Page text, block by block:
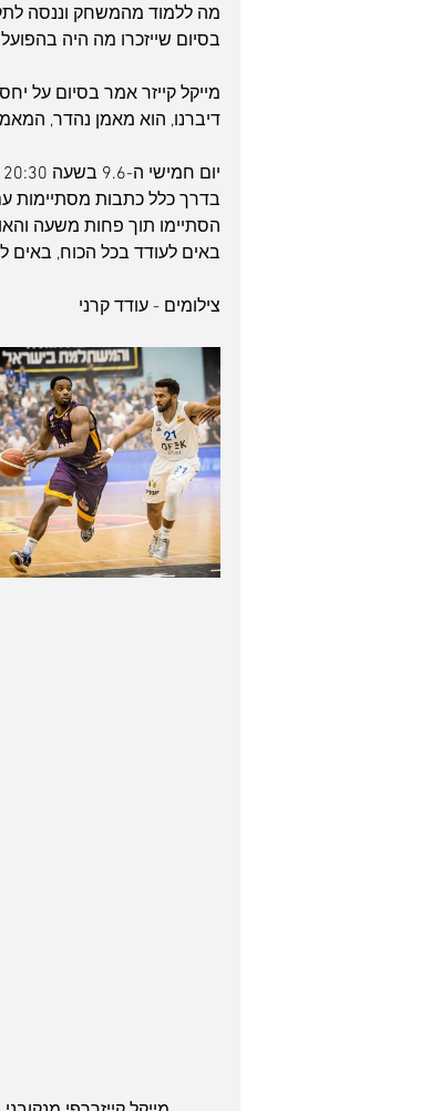
מה ללמוד מהמשחק וננסה
בסיום שייזכרו מה היה
מייקל קייזר אמר בסיום על
דיברנו, הוא מאמן נהדר,
יום חמישי ה-9.6 בשעה 20:30 בהיכל הטוטו בחולון, מקווים אולי, רק אולי, לעשות היסטוריה.
בדרך כלל כתבות מסתיימות
הסתיימו תוך פחות משעה
באים לעודד בכל הכוח, באים
צילומים - עודד קרני